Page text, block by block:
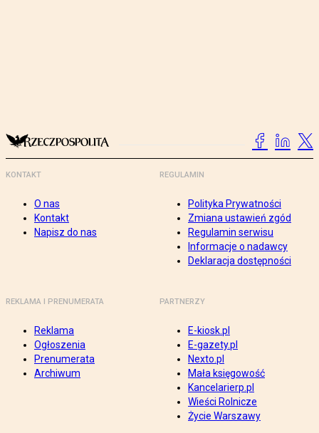
KONTAKT
O nas
Kontakt
Napisz do nas
REGULAMIN
Polityka Prywatności
Zmiana ustawień zgód
Regulamin serwisu
Informacje o nadawcy
Deklaracja dostępności
REKLAMA I PRENUMERATA
Reklama
Ogłoszenia
Prenumerata
Archiwum
PARTNERZY
E-kiosk.pl
E-gazety.pl
Nexto.pl
Mała księgowość
Kancelarierp.pl
Wieści Rolnicze
Życie Warszawy